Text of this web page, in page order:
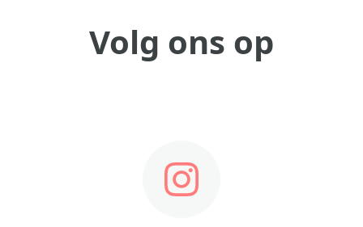
Volg ons op